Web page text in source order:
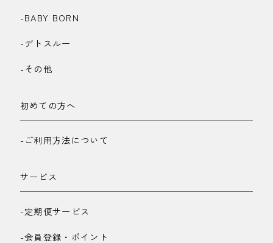
-BABY BORN
-デトスルー
-その他
初めての方へ
-ご利用方法について
サービス
-定期便サービス
-会員登録・ポイント